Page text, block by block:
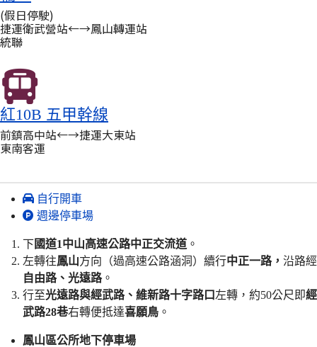
(假日停駛)
捷運衛武營站←→鳳山轉運站
統聯
紅10B 五甲幹線
前鎮高中站←→捷運大東站
東南客運
自行開車
週邊停車場
下國道1中山高速公路中正交流道 。
左轉往鳳山方向（過高速公路涵洞）續行中正一路， 沿路經
自由路、光遠路。
行至光遠路與經武路、維新路十字路口 左轉，約50公尺即經
武路28巷右轉便抵達喜願鳥 。
鳳山區公所地下停車場